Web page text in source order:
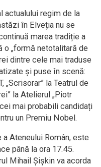
actualului regim de la
în Elveția nu se
marea tradiție a
o „formă netotalitară de
dintre cele mai traduse
și puse în scenă:
„Scrisorar” la Teatrul de
la Atelierul „Piotr
mai probabili candidați
un Premiu Nobel.
a Ateneului Român, este
până la ora 17.45.
Mihail Șișkin va acorda